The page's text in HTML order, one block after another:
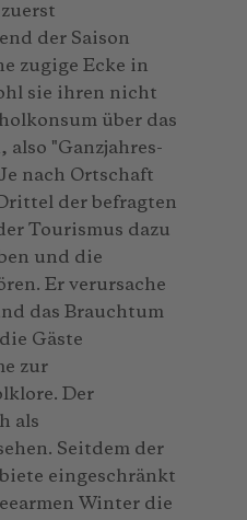
der Saison
zugige Ecke in
sie ihren nicht
über das
also "Ganzjahres-
nach Ortschaft
der befragten
Tourismus dazu
und die
Er verursache
das Brauchtum
Gäste
zur
Der
als
Seitdem der
eingeschränkt
Winter die